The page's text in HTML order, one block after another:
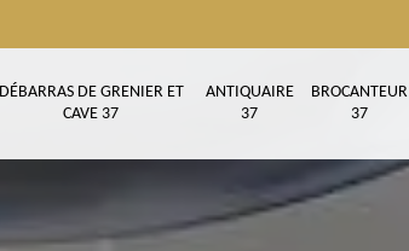
DÉBARRAS DE GRENIER ET
CAVE 37
ANTIQUAIRE
37
BROCANTEUR
37